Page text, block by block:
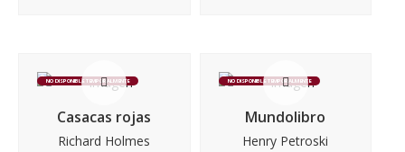
NO DISPONIBLE TEMPORALMENTE
Casacas rojas
Richard Holmes
NO DISPONIBLE TEMPORALMENTE
Mundolibro
Henry Petroski